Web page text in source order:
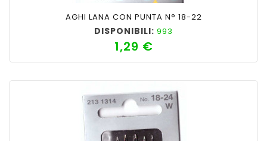
AGHI LANA CON PUNTA N° 18-22
DISPONIBILI: 993
1,29 €Prezzo